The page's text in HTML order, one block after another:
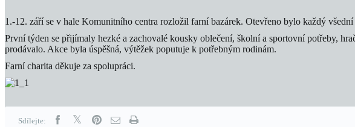
1.-12. září se v hale Komunitního centra rozložil farní bazárek. Otevřeno bylo každý
První týden se přijímaly hezké a zachovalé kousky oblečení, školní a sportovní potřeby,
prodávalo. Akce byla úspěšná, výtěžek poputuje k potřebným rodinám.
Farní charita děkuje za spolupráci.
Sdílejte: